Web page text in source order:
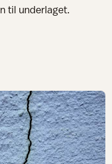
til underlaget.